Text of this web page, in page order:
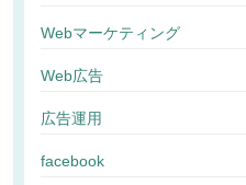
Webマーケティング
Web広告
広告運用
facebook